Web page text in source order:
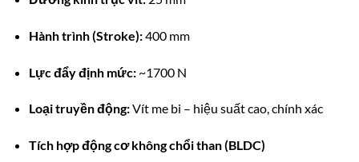
Hành trình (Stroke):400 mm
Lực đẩy định mức:~1700 N
Loại truyền động:Vít me bi – hiệu suất cao, chính xác
Tích hợp động cơ không chổi than (BLDC)